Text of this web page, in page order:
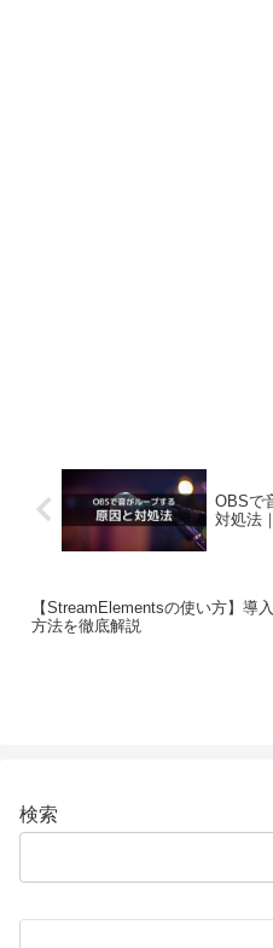
OBSで
対処法
【StreamElementsの使い方】導
方法を徹底解説
検索